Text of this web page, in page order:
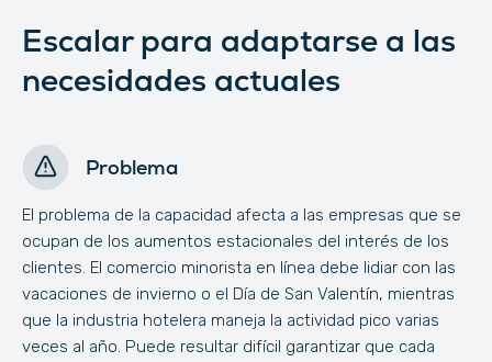
Escalar para adaptarse a las
necesidades actuales
Problema
El problema de la capacidad afecta a las empresas que se
ocupan de los aumentos estacionales del interés de los
clientes. El comercio minorista en línea debe lidiar con las
vacaciones de invierno o el Día de San Valentín, mientras
que la industria hotelera maneja la actividad pico varias
veces al año. Puede resultar difícil garantizar que cada